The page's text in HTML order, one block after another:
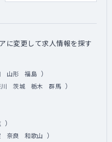
に変更して求人情報を探す
山形 福島 ）
茨城 栃木 群馬 ）
）
奈良 和歌山 ）